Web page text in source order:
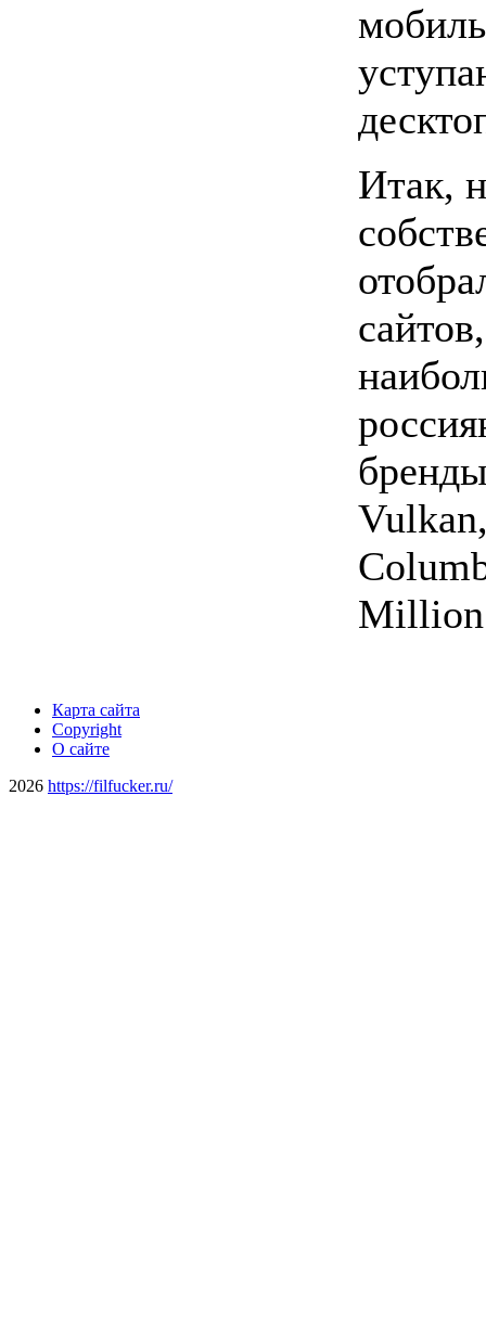
Итак,
Million
Карта сайта
Copyright
О сайте
2026 https://filfucker.ru/